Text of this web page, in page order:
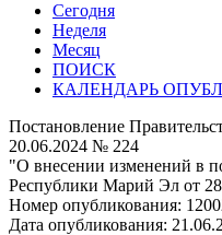
Сегодня
Неделя
Месяц
ПОИСК
КАЛЕНДАРЬ
Постановление
20.06.2024 № 224
"О внесении изменений в
Республики Марий Эл от
Номер опубликования:
Дата опубликования: